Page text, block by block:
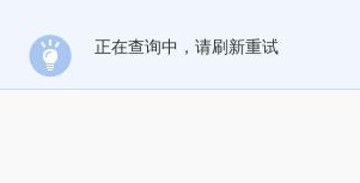
正在查询中，请刷新重试